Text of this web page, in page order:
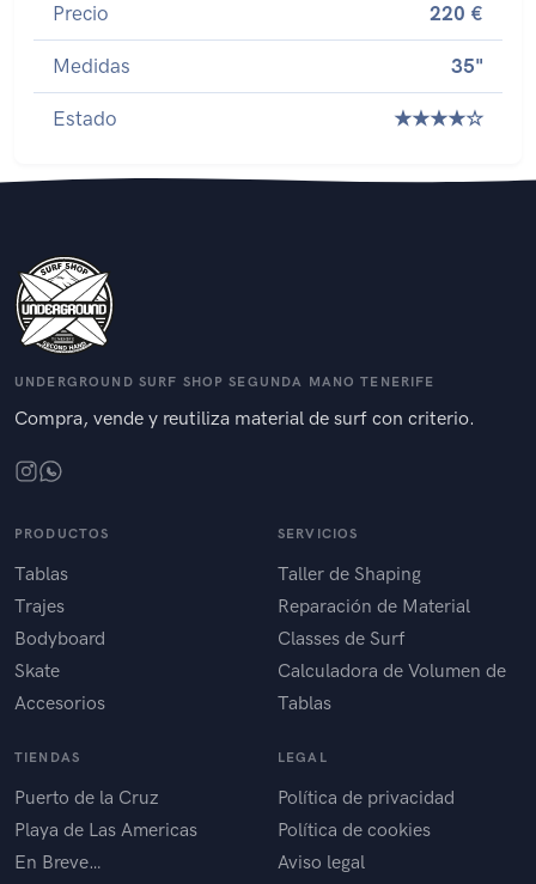
Precio 220 €
Medidas 35"
Estado ★★★★☆
UNDERGROUND SURF SHOP SEGUNDA MANO TENERIFE
Compra, vende y reutiliza material de surf con criterio.
PRODUCTOS
Tablas
Trajes
Bodyboard
Skate
Accesorios
SERVICIOS
Taller de Shaping
Reparación de Material
Classes de Surf
Calculadora de Volumen de
Tablas
TIENDAS
Puerto de la Cruz
Playa de Las Americas
En Breve…
LEGAL
Política de privacidad
Política de cookies
Aviso legal